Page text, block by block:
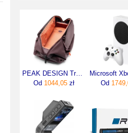
PEAK DESIGN Travel DUFFELPACK 65L Eclipse - FIOLETOWA TORBA
Od 1044,05 zł
Od